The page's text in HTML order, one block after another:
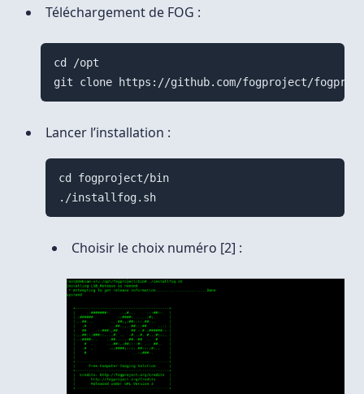
Téléchargement de FOG :
cd /opt
Lancer l’installation :
cd fogproject/bin
./installfog.sh
Choisir le choix numéro [2] :